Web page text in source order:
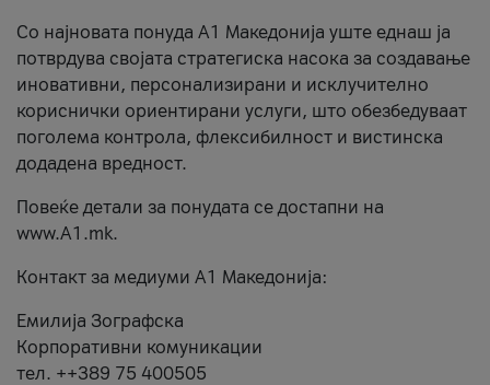
Со најновата понуда А1 Македонија уште еднаш ја
потврдува својата стратегиска насока за создавање
иновативни, персонализирани и исклучително
кориснички ориентирани услуги, што обезбедуваат
поголема контрола, флексибилност и вистинска
додадена вредност.
Повеќе детали за понудата се достапни на
www.А1.mk.
Контакт за медиуми А1 Македонија:
Емилија Зографска
Корпоративни комуникации
тел. ++389 75 400505